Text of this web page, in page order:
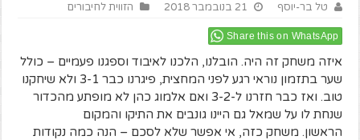
טל בר-יוסף 21 בנובמבר 2018 הזווית לחיבורים
Share this on WhatsApp
איזה משחק זה היה. הובלנו, הלכנו לאיבוד וספגנו פעמיים – כולל
שער בתזמון נוראי רגע לפני המחצית, פיגרנו כבר 3-1 ולא שיחקנו
טוב. ואז כבר חזרנו ל-3-2 ואם אלמוג כהן לא מופתע מהכדור
שנחת לו על שמאל גם היינו גונבים את התיקו והמקום
הראשון. משחק כזה, אי אפשר שלא לסכם – הנה כמה נקודות